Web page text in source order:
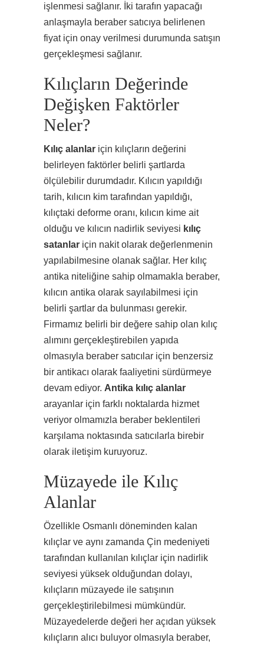
işlenmesi sağlanır. İki tarafın yapacağı
anlaşmayla beraber satıcıya belirlenen
fiyat için onay verilmesi durumunda satışın
gerçekleşmesi sağlanır.
Kılıçların Değerinde
Değişken Faktörler
Neler?
Kılıç alanlar için kılıçların değerini
belirleyen faktörler belirli şartlarda
ölçülebilir durumdadır. Kılıcın yapıldığı
tarih, kılıcın kim tarafından yapıldığı,
kılıçtaki deforme oranı, kılıcın kime ait
olduğu ve kılıcın nadirlik seviyesi kılıç
satanlar için nakit olarak değerlenmenin
yapılabilmesine olanak sağlar. Her kılıç
antika niteliğine sahip olmamakla beraber,
kılıcın antika olarak sayılabilmesi için
belirli şartlar da bulunması gerekir.
Firmamız belirli bir değere sahip olan kılıç
alımını gerçekleştirebilen yapıda
olmasıyla beraber satıcılar için benzersiz
bir antikacı olarak faaliyetini sürdürmeye
devam ediyor. Antika kılıç alanlar
arayanlar için farklı noktalarda hizmet
veriyor olmamızla beraber beklentileri
karşılama noktasında satıcılarla birebir
olarak iletişim kuruyoruz.
Müzayede ile Kılıç
Alanlar
Özellikle Osmanlı döneminden kalan
kılıçlar ve aynı zamanda Çin medeniyeti
tarafından kullanılan kılıçlar için nadirlik
seviyesi yüksek olduğundan dolayı,
kılıçların müzayede ile satışının
gerçekleştirilebilmesi mümkündür.
Müzayedelerde değeri her açıdan yüksek
kılıçların alıcı buluyor olmasıyla beraber,